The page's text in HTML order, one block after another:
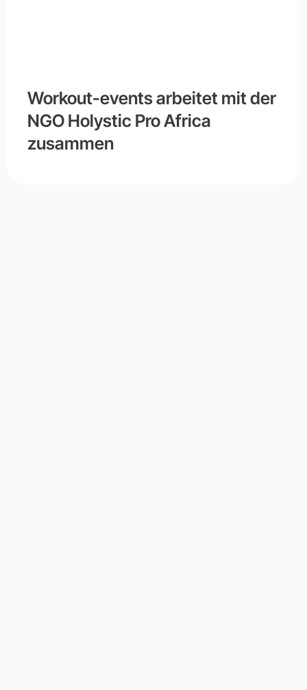
Workout-events arbeitet mit der
NGO Holystic Pro Africa
zusammen